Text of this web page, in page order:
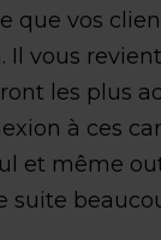
que vos
Il vous
les plus
à ces
et même
suite